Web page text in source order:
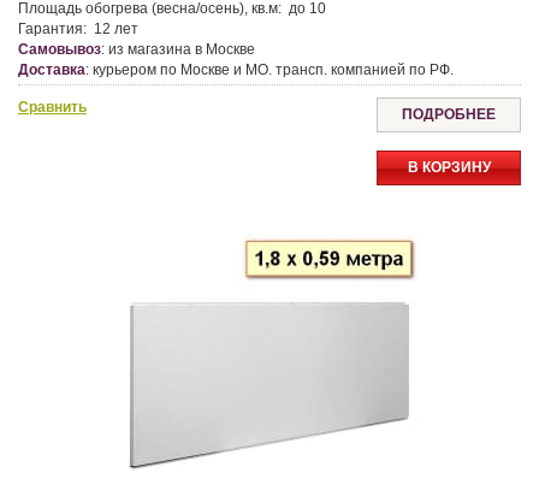
Площадь обогрева (весна/осень), кв.м: до 10
Гарантия: 12 лет
Самовывоз: из магазина в Москве
Доставка: курьером по Москве и МО. трансп. компанией по РФ.
Сравнить ПОДРОБНЕЕ
В КОРЗИНУ